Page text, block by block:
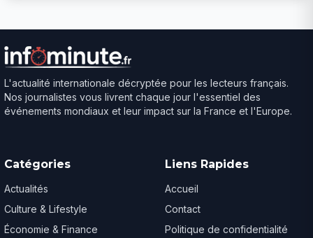
L'actualité internationale décryptée pour les lecteurs français.
Nos journalistes vous livrent chaque jour l'essentiel des
événements mondiaux et leur impact sur la France et l'Europe.
Catégories
Actualités
Culture & Lifestyle
Économie & Finance
Liens Rapides
Accueil
Contact
Politique de confidentialité